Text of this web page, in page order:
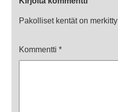
Pakolliset kentät on merkitty
Kommentti *